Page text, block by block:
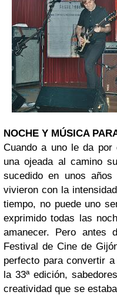
NOCHE Y MÚSICA
Cuando a uno le da
una ojeada al camino
sucedido en unos
vivieron con la
tiempo, no puede uno
exprimido todas las
amanecer. Pero antes
Festival de Cine de
perfecto para convertir
la 33ª edición,
creatividad que se